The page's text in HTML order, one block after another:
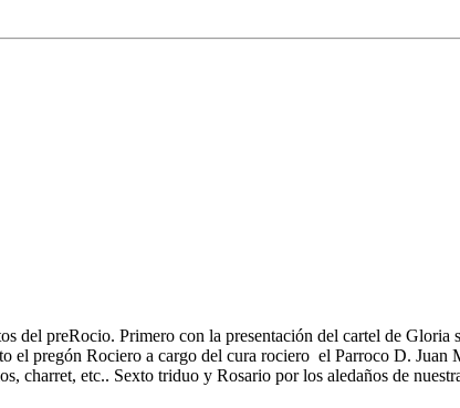
del preRocio. Primero con la presentación del cartel de
pregón Rociero a cargo del cura rociero el Parroco D. Juan
charret, etc.. Sexto triduo y Rosario por los aledaños de